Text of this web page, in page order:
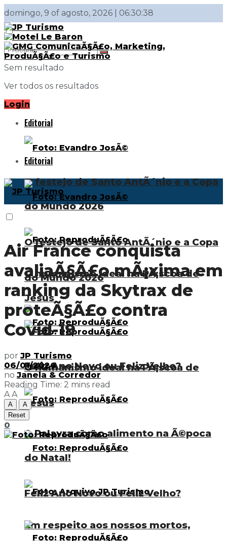
domingo, 9 of agosto, 2026 | 06:30:38
Sem resultado
Ver todos os resultados
Login
Editorial
O festejo de Santo AntÃ´nio e a Copa
do Mundo 2026
O humanismo ideal na PÃ¡scoa de
Jesus
Feliz Ano Novo ou Feliz Velho?
A Palavra como alimento na Ã©poca
do Natal!
Em respeito aos nossos mortos,
Editorial
O festejo de Santo AntÃ´nio e a Copa
do Mundo 2026
O humanismo ideal na PÃ¡scoa de
Jesus
Feliz Ano Novo ou Feliz Velho?
Air France conquista
avaliaÃ§Ã£o mÃ¡xima em
ranking da Skytrax de
proteÃ§Ã£o contra
Covid-19
por JP Turismo
06/01/2026
no Janela & Corredor
Reading Time: 2 mins read
A A
A
A
Reset
0